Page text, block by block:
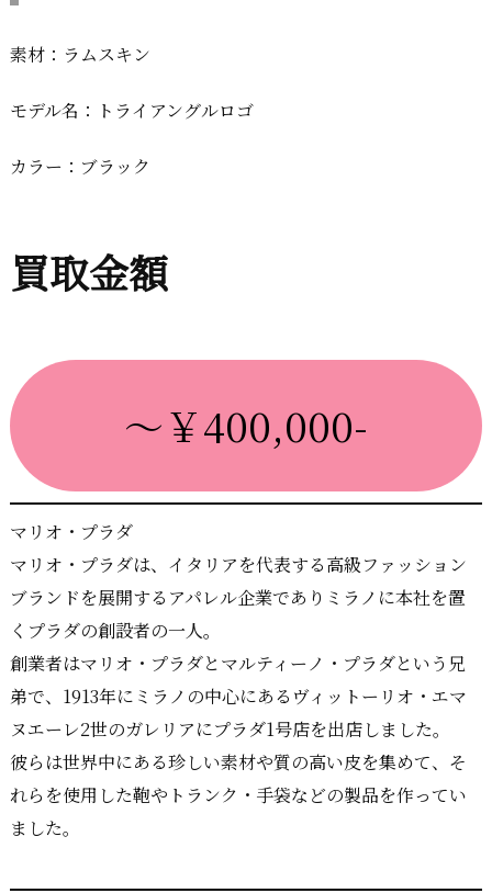
素材：ラムスキン
モデル名：トライアングルロゴ
カラー：ブラック
買取金額
～￥400,000-
マリオ・プラダ
マリオ・プラダは、イタリアを代表する高級ファッション
ブランドを展開するアパレル企業でありミラノに本社を置
くプラダの創設者の一人。
創業者はマリオ・プラダとマルティーノ・プラダという兄
弟で、1913年にミラノの中心にあるヴィットーリオ・エマ
ヌエーレ2世のガレリアにプラダ1号店を出店しました。
彼らは世界中にある珍しい素材や質の高い皮を集めて、そ
れらを使用した鞄やトランク・手袋などの製品を作ってい
ました。